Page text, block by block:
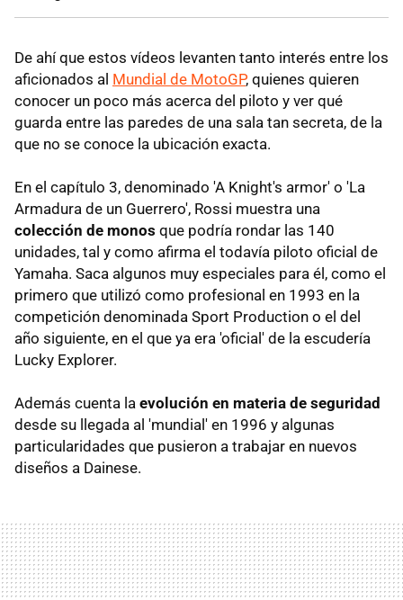
De ahí que estos vídeos levanten tanto interés entre los
aficionados al Mundial de MotoGP, quienes quieren
conocer un poco más acerca del piloto y ver qué
guarda entre las paredes de una sala tan secreta, de la
que no se conoce la ubicación exacta.
En el capítulo 3, denominado 'A Knight's armor' o 'La
Armadura de un Guerrero', Rossi muestra una
colección de monos que podría rondar las 140
unidades, tal y como afirma el todavía piloto oficial de
Yamaha. Saca algunos muy especiales para él, como el
primero que utilizó como profesional en 1993 en la
competición denominada Sport Production o el del
año siguiente, en el que ya era 'oficial' de la escudería
Lucky Explorer.
Además cuenta la evolución en materia de seguridad
desde su llegada al 'mundial' en 1996 y algunas
particularidades que pusieron a trabajar en nuevos
diseños a Dainese.